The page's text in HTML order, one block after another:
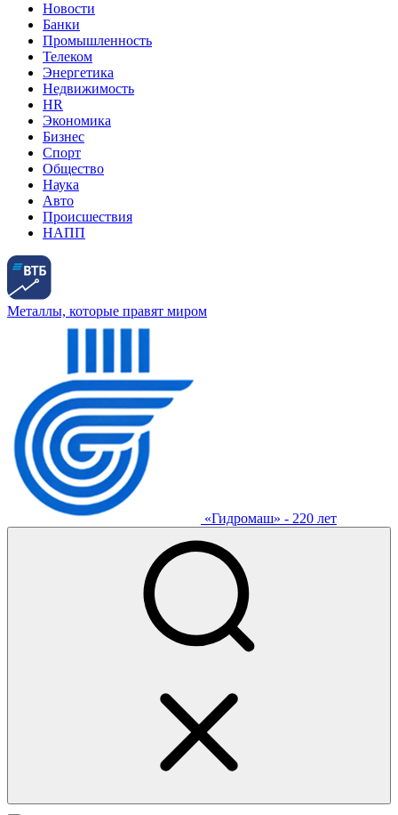
Новости
Банки
Промышленность
Телеком
Энергетика
Недвижимость
HR
Экономика
Бизнес
Спорт
Общество
Наука
Авто
Происшествия
НАПП
Металлы, которые правят миром
«Гидромаш» - 220 лет